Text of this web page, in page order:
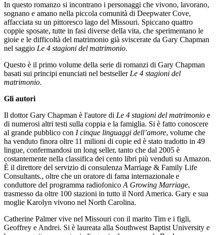
In questo romanzo si incontrano i personaggi che vivono, lavorano,
sognano e amano nella piccola comunità di Deepwater Cove,
affacciata su un pittoresco lago del Missouri. Spiccano quattro
coppie sposate, tutte in fasi diverse della vita, che sperimentano le
gioie e le difficoltà del matrimonio già sviscerate da Gary Chapman
nel saggio Le 4 stagioni del matrimonio.
Questo è il primo volume della serie di romanzi di Gary Chapman
basati sui principi enunciati nel bestseller Le 4 stagioni del
matrimonio.
Gli autori
Il dottor Gary Chapman è l'autore di Le 4 stagioni del matrimonio e
di numerosi altri testi sulla coppia e la famiglia. Si è fatto conoscere
al grande pubblico con I cinque linguaggi dell’amore, volume che
ha venduto finora oltre 11 milioni di copie ed è stato tradotto in 49
lingue, confermandosi un long seller, tanto che dal 2005 è
costantemente nella classifica dei cento libri più venduti su Amazon.
È il direttore del servizio di consulenza Marriage & Family Life
Consultants., oltre che un oratore di fama internazionale e
conduttore del programma radiofonico A Growing Marriage,
trasmesso da oltre 100 stazioni in tutto il Nord America. Gary e sua
moglie Karolyn vivono nel North Carolina.
Catherine Palmer vive nel Missouri con il marito Tim e i figli,
Geoffrey e Andrei. Si è laureata alla Southwest Baptist University e